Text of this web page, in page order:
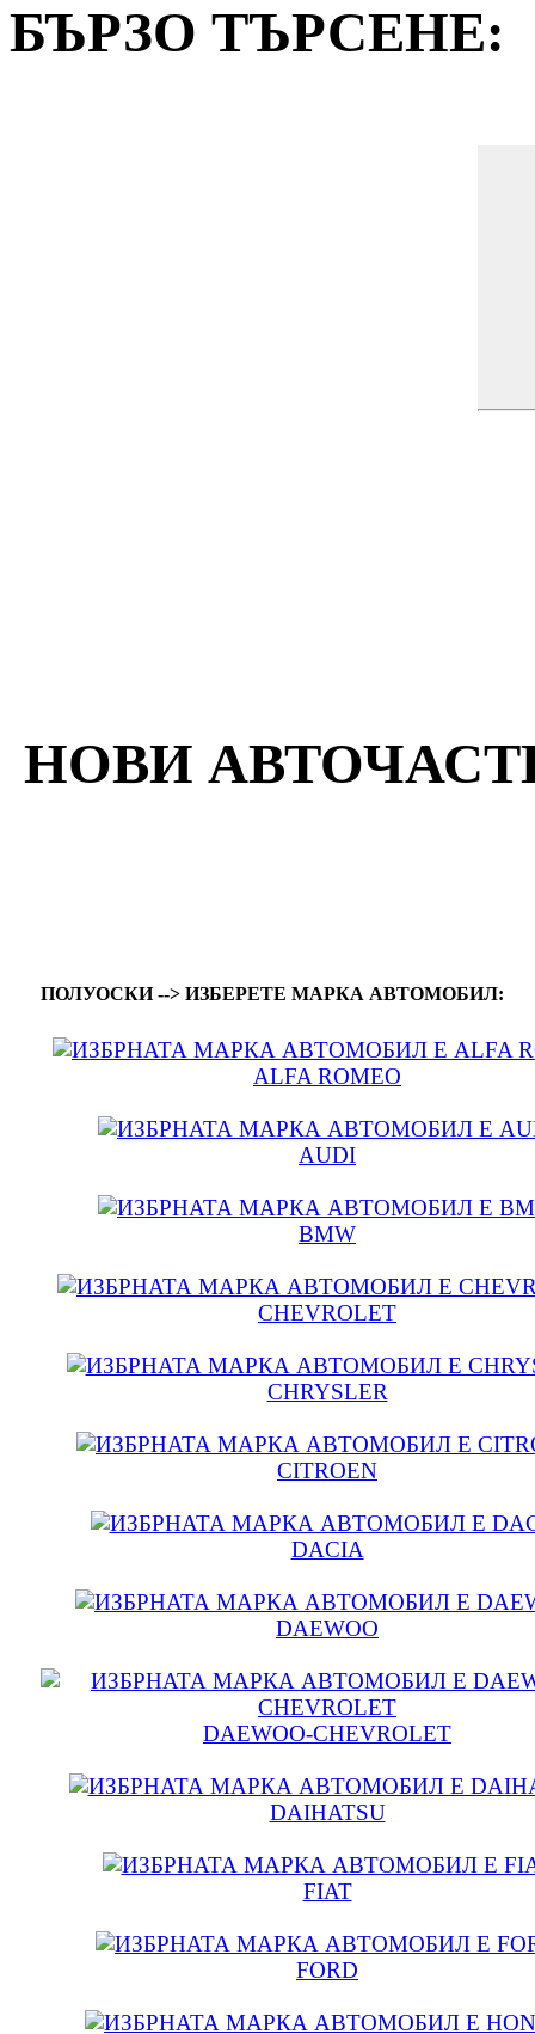
БЪРЗО ТЪРСЕНE:
НОВИ
ПОЛУОСКИ --> ИЗБЕРЕТЕ МАРКА АВТОМОБИЛ:
ALFA ROMEO
AUDI
BMW
CHEVROLET
CHRYSLER
CITROEN
DACIA
DAEWOO
DAEWOO-CHEVROLET
DAIHATSU
FIAT
FORD